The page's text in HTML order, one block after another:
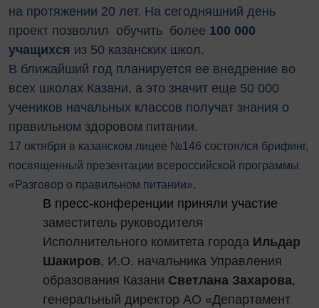
на протяжении 20 лет. На сегодняшний день
проект позволил обучить более 100 000
учащихся из 50 казанских школ.
В ближайший год планируется ее внедрение во
всех школах Казани, а это значит еще 50 000
учеников начальных классов получат знания о
правильном здоровом питании.
17 октября в казанском лицее №146 состоялся брифинг,
посвященный презентации всероссийской программы
«Разговор о правильном питании».
В пресс-конференции приняли участие
заместитель руководителя
Исполнительного комитета города Ильдар
Шакиров, И.О. начальника Управления
образования Казани Светлана Захарова,
генеральный директор АО «Департамент